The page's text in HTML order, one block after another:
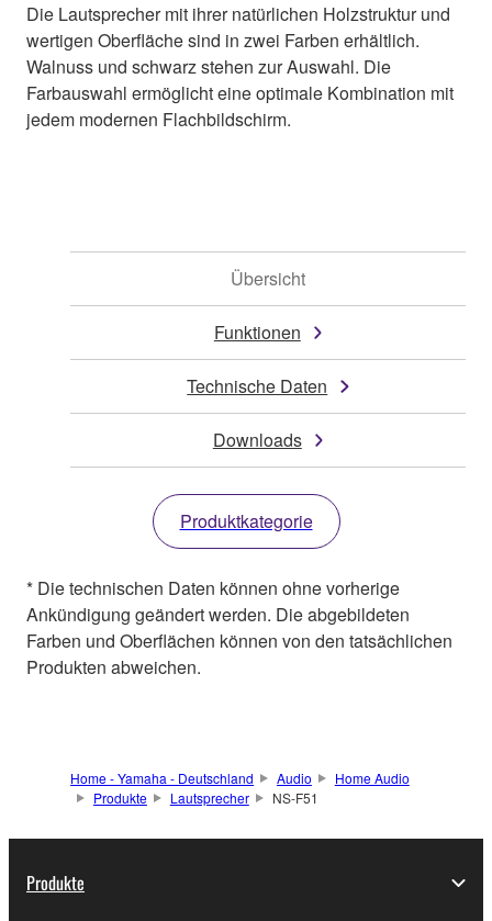
Die Lautsprecher mit ihrer natürlichen Holzstruktur und
wertigen Oberfläche sind in zwei Farben erhältlich.
Walnuss und schwarz stehen zur Auswahl. Die
Farbauswahl ermöglicht eine optimale Kombination mit
jedem modernen Flachbildschirm.
Übersicht
Funktionen
Technische Daten
Downloads
Produktkategorie
* Die technischen Daten können ohne vorherige
Ankündigung geändert werden. Die abgebildeten
Farben und Oberflächen können von den tatsächlichen
Produkten abweichen.
Home - Yamaha - Deutschland Audio
Home Audio
Produkte
Lautsprecher NS-F51
Produkte